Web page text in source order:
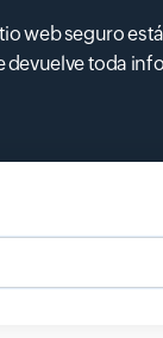
web seguro
devuelve toda